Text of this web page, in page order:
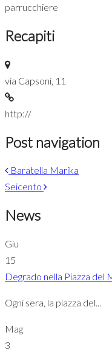
parrucchiere
Recapiti
via Capsoni, 11
http://
Post navigation
Baratella Marika
Seicento
News
Giu
15
Degrado nella Piazza del
Ogni sera, la piazza del...
Mag
3